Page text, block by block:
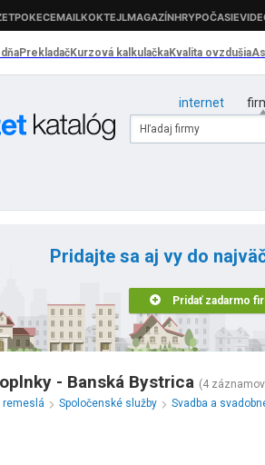
internet
Pridajte sa aj vy do
Pridať zadarmo
- Banská Bystrica (4
remeslá Spoločenské služby Svadba a